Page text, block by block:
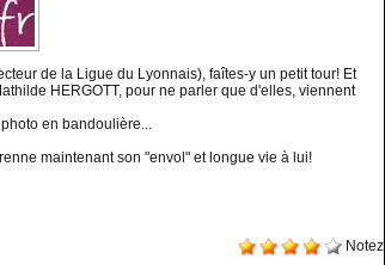
de la Ligue du Lyonnais), faîtes-y un petit tour! Et
HERGOTT, pour ne parler que d'elles, viennent
en bandoulière...
maintenant son "envol" et longue vie à lui!
Notez